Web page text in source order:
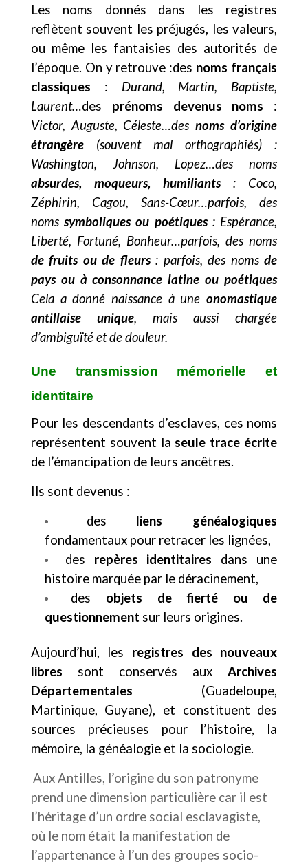
Les noms donnés dans les registres
reflètent souvent les préjugés, les valeurs,
ou même les fantaisies des autorités de
l’époque. On y retrouve :des noms français
classiques : Durand, Martin, Baptiste,
Laurent…des prénoms devenus noms :
Victor, Auguste, Céleste…desnoms d’origine
étrangère(souvent mal orthographiés) :
Washington, Johnson, Lopez…des noms
absurdes, moqueurs, humiliants: Coco,
Zéphirin, Cagou, Sans-Cœur…parfois, des
nomssymboliques ou poétiques: Espérance,
Liberté, Fortuné, Bonheur…parfois, des noms
de fruits ou de fleurs: parfois, des nomsde
pays ou à consonnance latine ou poétiques
Cela a donné naissance à uneonomastique
antillaise unique, mais aussi chargée
d’ambiguïté et de douleur.
Une transmission mémorielle et
identitaire
Pour les descendants d’esclaves, ces noms
représentent souvent laseule trace écrite
de l’émancipation de leurs ancêtres.
Ils sont devenus :
des liens généalogiques
fondamentaux pour retracer les lignées,
des repères identitaires dans une
histoire marquée par le déracinement,
des objets de fierté ou de
questionnement sur leurs origines.
Aujourd’hui, les registres des nouveaux
libres sont conservés auxArchives
Départementales (Guadeloupe,
Martinique, Guyane), et constituent des
sources précieuses pour l’histoire, la
mémoire, la généalogie et la sociologie.
Aux Antilles, l’origine du son patronyme
prend une dimension particulière car il est
l’héritage d’un ordre social esclavagiste,
où le nom était la manifestation de
l’appartenance à l’un des groupes socio-